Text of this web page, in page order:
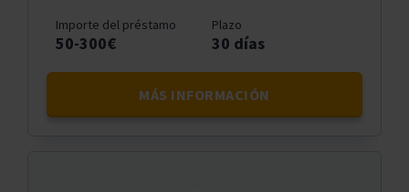
Importe del préstamo
50-300€
Plazo
30 días
MÁS INFORMACIÓN